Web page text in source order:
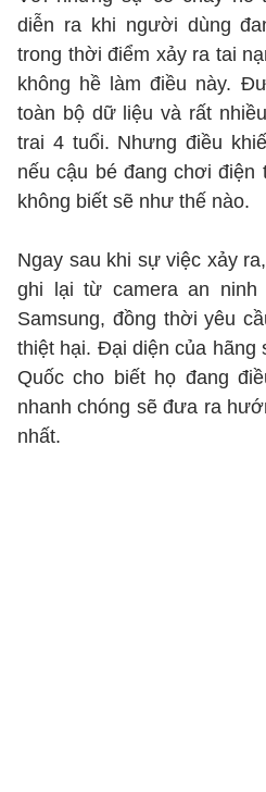
diễn ra khi người dùng
trong thời điểm xảy ra tai
không hề làm điều này.
toàn bộ dữ liệu và rất
trai 4 tuổi. Nhưng điều
nếu cậu bé đang chơi điện
không biết sẽ như thế nào.
Ngay sau khi sự việc xảy
ghi lại từ camera an
Samsung, đồng thời yêu
thiệt hại. Đại diện của hãng
Quốc cho biết họ đang
nhanh chóng sẽ đưa ra
nhất.